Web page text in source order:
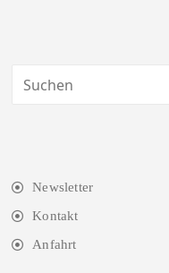
Newsletter
Kontakt
Anfahrt